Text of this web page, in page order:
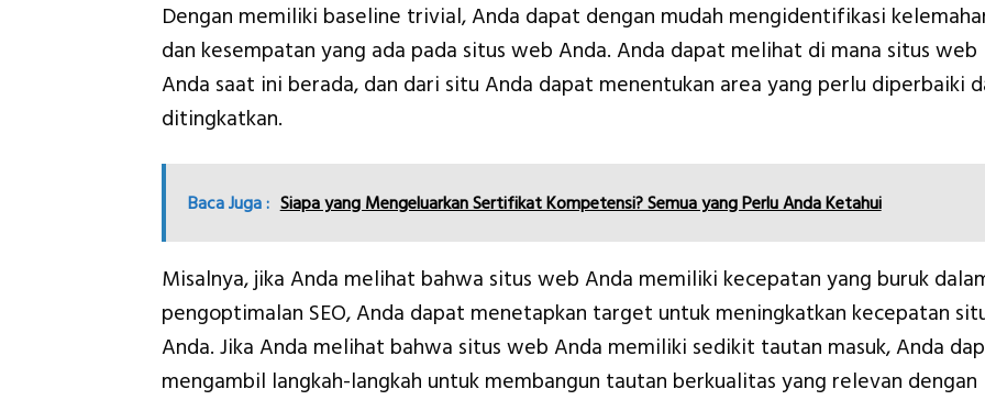
Dengan memiliki baseline trivial, Anda dapat dengan mudah mengidentifikasi
dan kesempatan yang ada pada situs web Anda. Anda dapat melihat di mana situs web
Anda saat ini berada, dan dari situ Anda dapat menentukan area yang perlu diperbaiki
ditingkatkan.
Baca Juga : Siapa yang Mengeluarkan Sertifikat Kompetensi? Semua yang Perlu Anda Ketahui
Misalnya, jika Anda melihat bahwa situs web Anda memiliki kecepatan yang buruk
pengoptimalan SEO, Anda dapat menetapkan target untuk meningkatkan kecepatan
Anda. Jika Anda melihat bahwa situs web Anda memiliki sedikit tautan masuk, Anda
mengambil langkah-langkah untuk membangun tautan berkualitas yang relevan dengan